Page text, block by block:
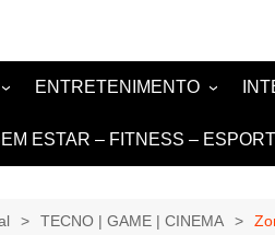
ENTRETENIMENTO
MÚSICA
EVENTOS
ESTAR – FITNESS –
TECNO | GAME | CINEMA